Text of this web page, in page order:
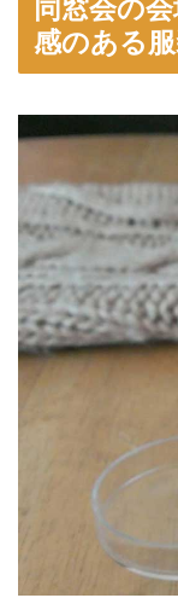
同窓会の
感のある